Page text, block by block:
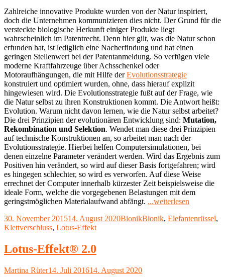
Zahlreiche innovative Produkte wurden von der Natur inspiriert,
doch die Unternehmen kommunizieren dies nicht. Der Grund für die
versteckte biologische Herkunft einiger Produkte liegt
wahrscheinlich im Patentrecht. Denn hier gilt, was die Natur schon
erfunden hat, ist lediglich eine Nacherfindung und hat einen
geringen Stellenwert bei der Patentanmeldung. So verfügen viele
moderne Kraftfahrzeuge über Achsschenkel oder
Motoraufhängungen, die mit Hilfe derEvolutionsstrategie
konstruiert und optimiert wurden, ohne, dass hierauf explizit
hingewiesen wird. Die Evolutionsstrategie fußt auf der Frage, wie
die Natur selbst zu ihren Konstruktionen kommt. Die Antwort heißt:
Evolution. Warum nicht davon lernen, wie die Natur selbst arbeitet?
Die drei Prinzipien der evolutionären Entwicklung sind: Mutation,
Rekombination und Selektion. Wendet man diese drei Prinzipien
auf technische Konstruktionen an, so arbeitet man nach der
Evolutionsstrategie. Hierbei helfen Computersimulationen, bei
denen einzelne Parameter verändert werden. Wird das Ergebnis zum
Positiven hin verändert, so wird auf dieser Basis fortgefahren; wird
es hingegen schlechter, so wird es verworfen. Auf diese Weise
errechnet der Computer innerhalb kürzester Zeit beispielsweise die
ideale Form, welche die vorgegebenen Belastungen mit dem
geringstmöglichen Materialaufwand abfängt. ...weiterlesen
Produkten
Veröffentlicht
am
30. November 201514. August 2020Kategorien
BionikSchlagwörter
Bionik, Elefantenrüssel,
Klettverschluss, Lotus-Effekt
Lotus-Effekt® 2.0
Autor
Martina RüterVeröffentlicht
14. Juli 201614. August 2020